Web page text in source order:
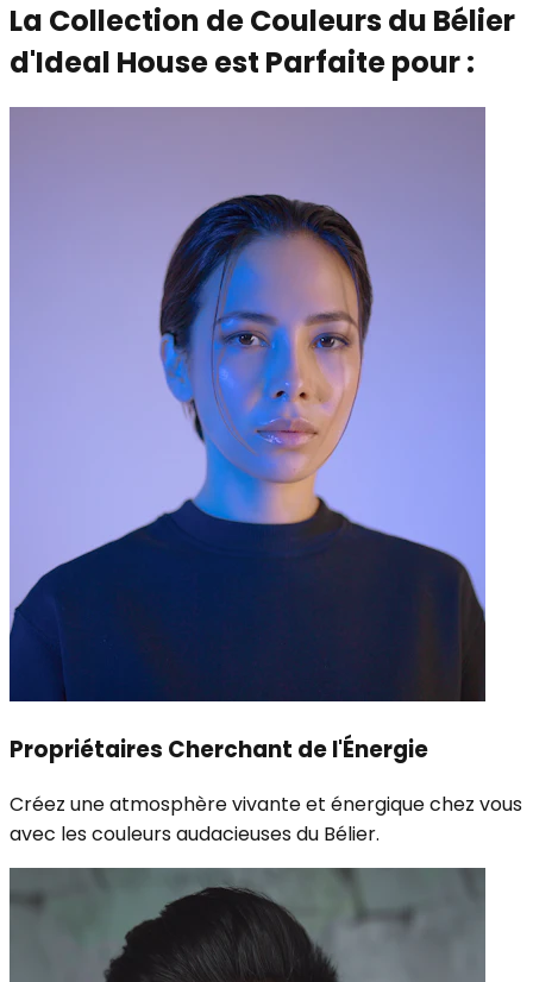
La Collection de Couleurs du Bélier
d'Ideal House est Parfaite pour :
Propriétaires Cherchant de l'Énergie
Créez une atmosphère vivante et énergique chez vous
avec les couleurs audacieuses du Bélier.